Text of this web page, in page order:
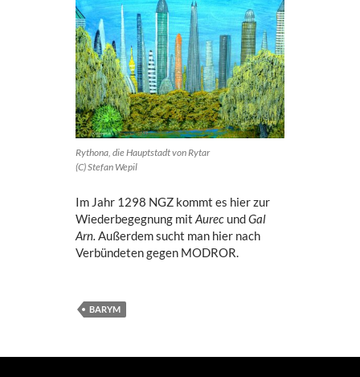
Rythona, die Hauptstadt von Rytar
(C) Stefan Wepil
Im Jahr 1298 NGZ kommt es hier zur
Wiederbegegnung mitAurec undGal
Arn. Außerdem sucht man hier nach
Verbündeten gegen MODROR.
BARYM